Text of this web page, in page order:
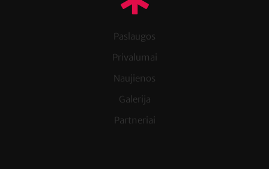
Paslaugos
Privalumai
Naujienos
Galerija
Partneriai